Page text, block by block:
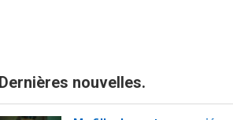
Dernières nouvelles.